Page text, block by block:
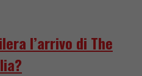
l’arrivo di The